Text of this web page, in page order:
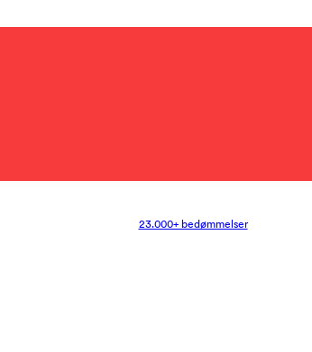
23.000+ bedømmelser